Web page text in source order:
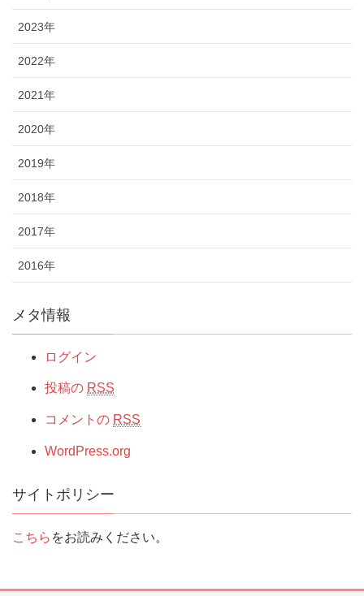
2023年
2022年
2021年
2020年
2019年
2018年
2017年
2016年
メタ情報
ログイン
投稿の RSS
コメントの RSS
WordPress.org
サイトポリシー
こちら をお読みください。